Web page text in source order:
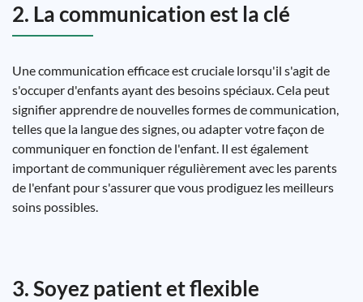
2. La communication est la clé
Une communication efficace est cruciale lorsqu'il s'agit de
s'occuper d'enfants ayant des besoins spéciaux. Cela peut
signifier apprendre de nouvelles formes de communication,
telles que la langue des signes, ou adapter votre façon de
communiquer en fonction de l'enfant. Il est également
important de communiquer régulièrement avec les parents
de l'enfant pour s'assurer que vous prodiguez les meilleurs
soins possibles.
3. Soyez patient et flexible